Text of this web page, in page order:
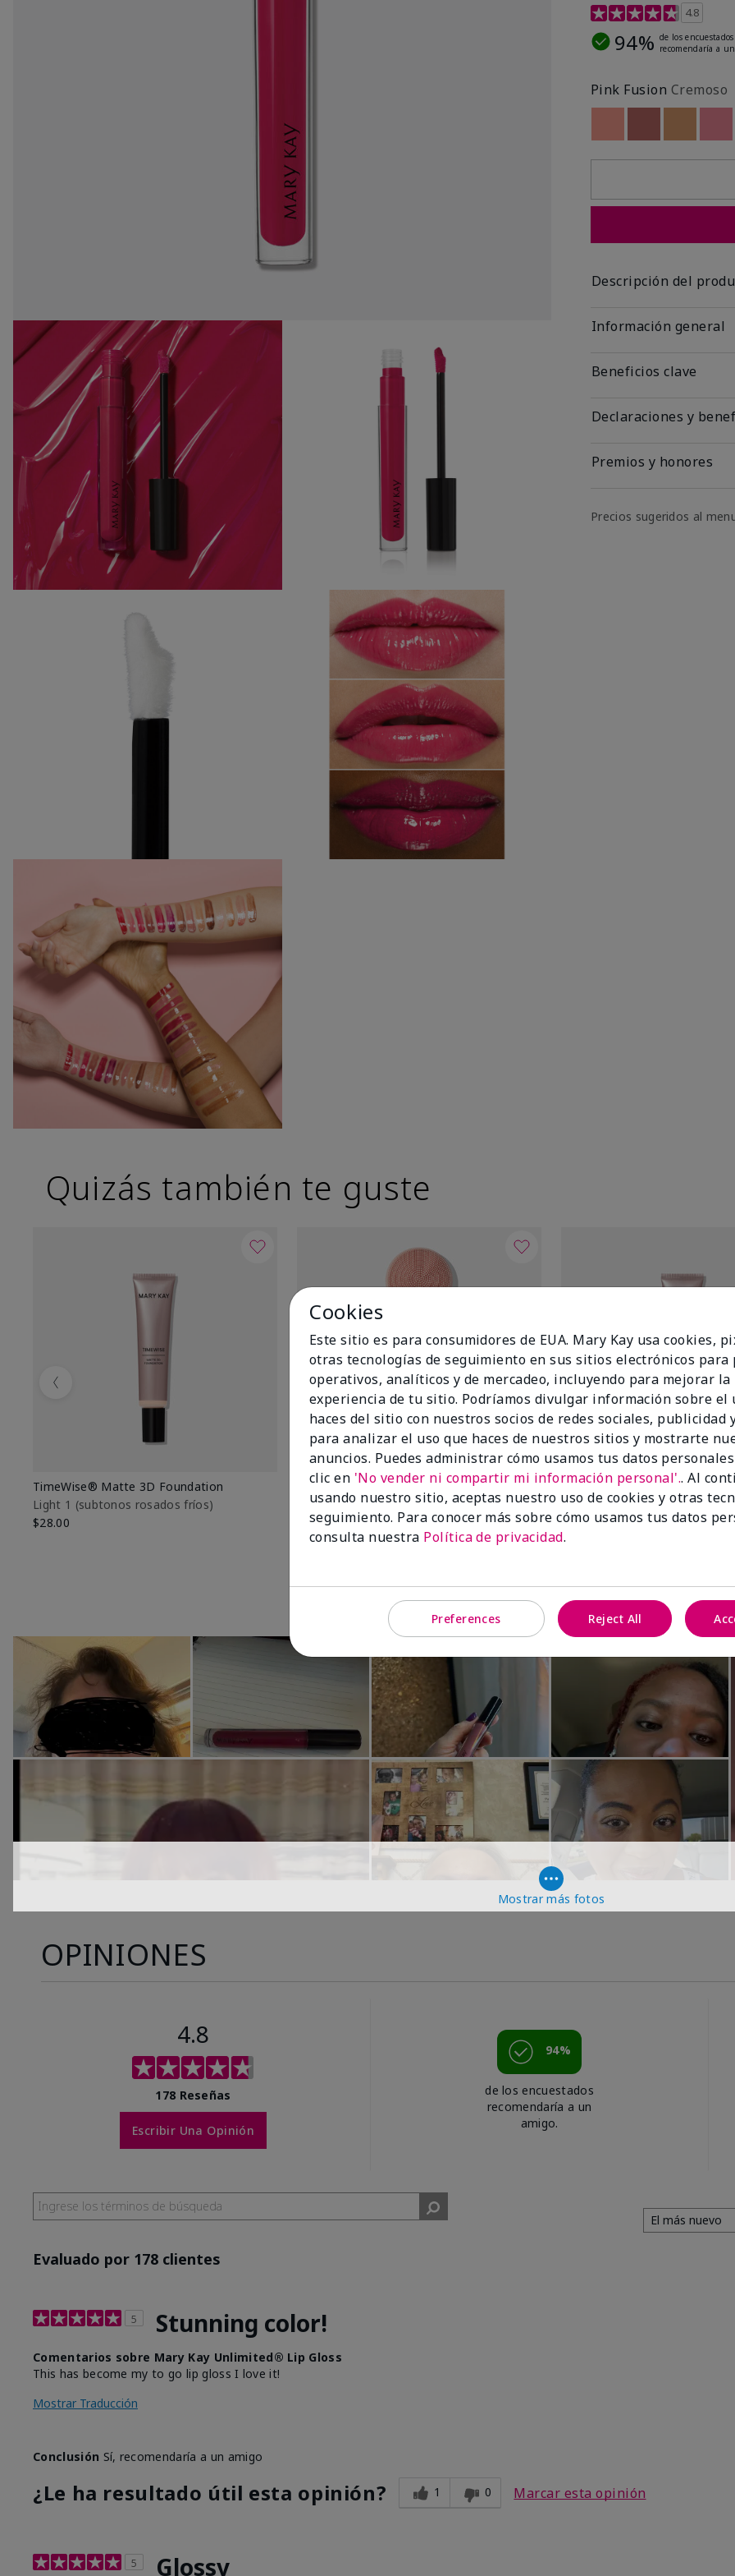
Calificación de clientes
4.8
94% de los encuestados
recomendaría a
Pink Fusion Cremoso
Descripción del
Información general
Beneficios clave
Declaraciones y
Premios y honores
Precios sugeridos al
Quizás también te guste
TimeWise® Matte 3D Foundation
Light 1​ (subtonos rosados fríos)
$28.00
Skinvigorate™ Duo Facial Device de edición
especial†
$95.00
TimeWise® Luminous 3D
Light 1​ (subtonos rosados
$28.00
Previous
Mostrar más fotos
OPINIONES
4.8
178 Reseñas
Escribir Una Opinión
94%
de los encuestados
recomendaría a un
amigo.
Evaluado por 178 clientes
5 Stunning color!
Comentarios sobre Mary Kay Unlimited® Lip Gloss
This has become my to go lip gloss I love it!
Mostrar Traducción
Conclusión Sí, recomendaría a un amigo
¿Le ha resultado útil esta opinión? 1 0 Marcar esta opinión
5 Glossy
Cookies
Este sitio es para consumidores de EUA. Mary Kay usa cookies,
otras tecnologías de seguimiento en sus sitios electrónicos para
operativos, analíticos y de mercadeo, incluyendo para mejorar la
experiencia de tu sitio. Podríamos divulgar información sobre el
haces del sitio con nuestros socios de redes sociales, publicidad
para analizar el uso que haces de nuestros sitios y mostrarte
anuncios. Puedes administrar cómo usamos tus datos
clic en 'No vender ni compartir mi información personal'.. Al
usando nuestro sitio, aceptas nuestro uso de cookies y otras
seguimiento. Para conocer más sobre cómo usamos tus datos
consulta nuestra Política de privacidad.
Preferences Reject All